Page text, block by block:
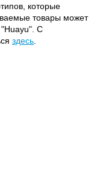
которые
товары может
"Huayu". С
здесь